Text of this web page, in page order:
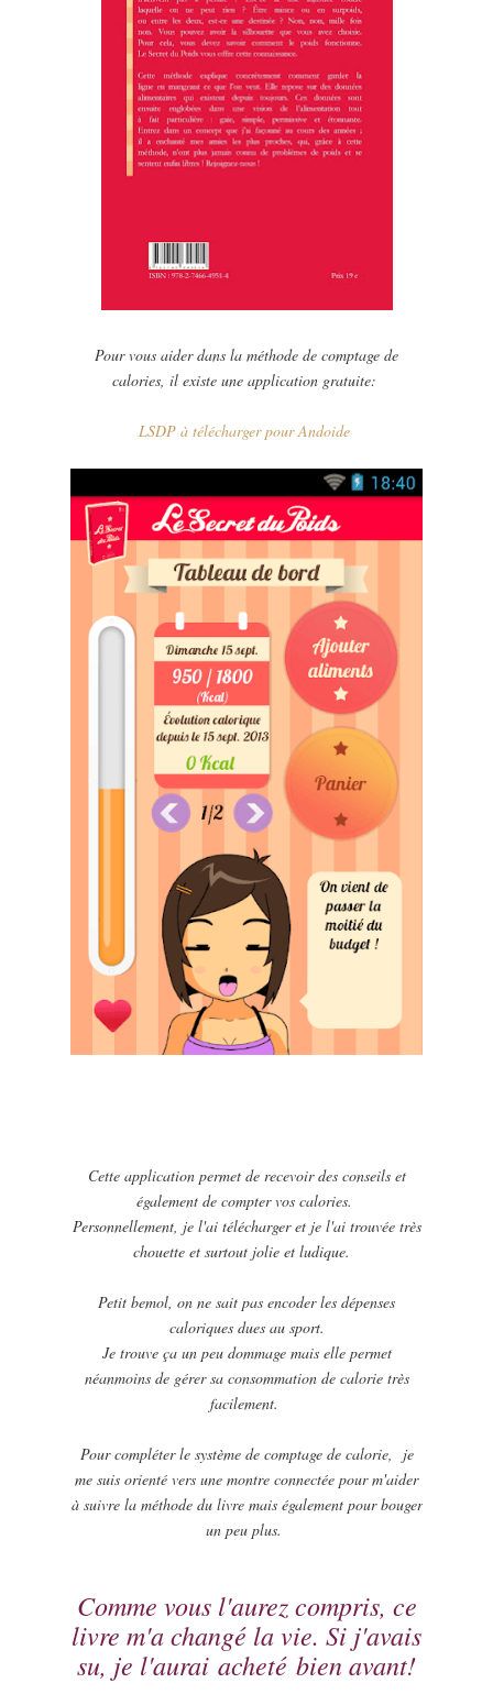
Pour vous aider dans la méthode de comptage de
calories, il existe une application gratuite:
LSDP à télécharger pour Andoide
Cette application permet de recevoir des conseils et
également de compter vos calories.
Personnellement, je l'ai télécharger et je l'ai trouvée très
chouette et surtout jolie et ludique.
Petit bemol, on ne sait pas encoder les dépenses
caloriques dues au sport.
Je trouve ça un peu dommage mais elle permet
néanmoins de gérer sa consommation de calorie très
facilement.
Pour compléter le système de comptage de calorie, je
me suis orienté vers une montre connectée pour m'aider
à suivre la méthode du livre mais également pour bouger
un peu plus.
Comme vous l'aurez compris, ce
livre m'a changé la vie. Si j'avais
su, je l'aurai acheté bien avant!